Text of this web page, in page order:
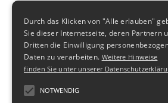
SBS
SBS Richter, Trenner &
Steuerberatungsgesellschaft
Durch das Klicken von "Alle erlauben"
Sie dieser Internetseite, deren Partnern
Dritten die Einwilligung
Daten zu verarbeiten. Weitere Hinweise
finden Sie unter unserer
NOTWENDIG